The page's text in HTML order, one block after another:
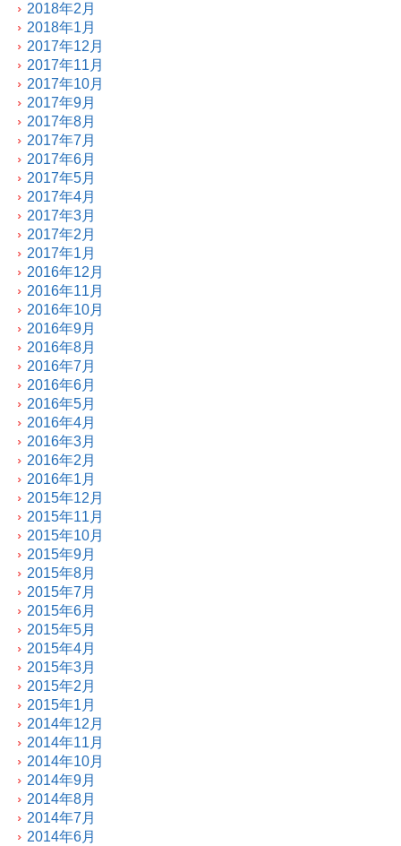
2018年2月
2018年1月
2017年12月
2017年11月
2017年10月
2017年9月
2017年8月
2017年7月
2017年6月
2017年5月
2017年4月
2017年3月
2017年2月
2017年1月
2016年12月
2016年11月
2016年10月
2016年9月
2016年8月
2016年7月
2016年6月
2016年5月
2016年4月
2016年3月
2016年2月
2016年1月
2015年12月
2015年11月
2015年10月
2015年9月
2015年8月
2015年7月
2015年6月
2015年5月
2015年4月
2015年3月
2015年2月
2015年1月
2014年12月
2014年11月
2014年10月
2014年9月
2014年8月
2014年7月
2014年6月